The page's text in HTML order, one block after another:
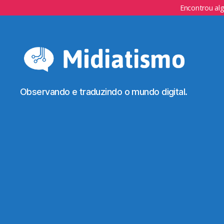
Encontrou
Observando e traduzindo o mundo digital.